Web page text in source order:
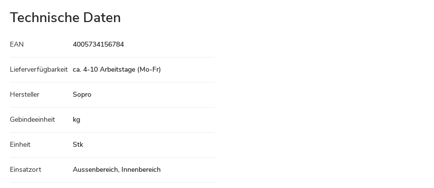
Technische Daten
Daten
EAN 4005734156784
Lieferverfügbarkeit ca. 4-10 Arbeitstage (Mo-Fr)
Hersteller Sopro
Gebindeeinheit kg
Einheit Stk
Einsatzort Aussenbereich, Innenbereich